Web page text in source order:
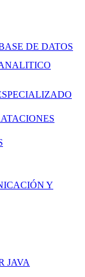
DE DATOS
Y
JAVA